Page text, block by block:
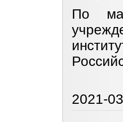
По
2021-